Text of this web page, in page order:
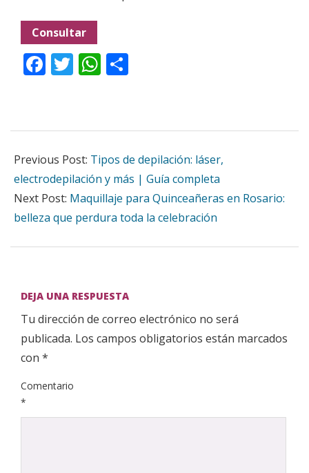
Consultar
Facebook
TwitterWhatsApp
05-
11
Previous Post: Tipos de depilación: láser,
electrodepilación y más | Guía completa
Next Post: Maquillaje para Quinceañeras en Rosario:
belleza que perdura toda la celebración
DEJA UNA RESPUESTA
Tu dirección de correo electrónico no será
publicada. Los campos obligatorios están marcados
con *
Comentario
*